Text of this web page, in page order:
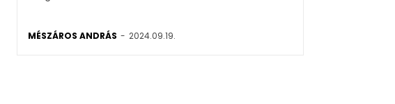
MÉSZÁROS ANDRÁS - 2024.09.19.